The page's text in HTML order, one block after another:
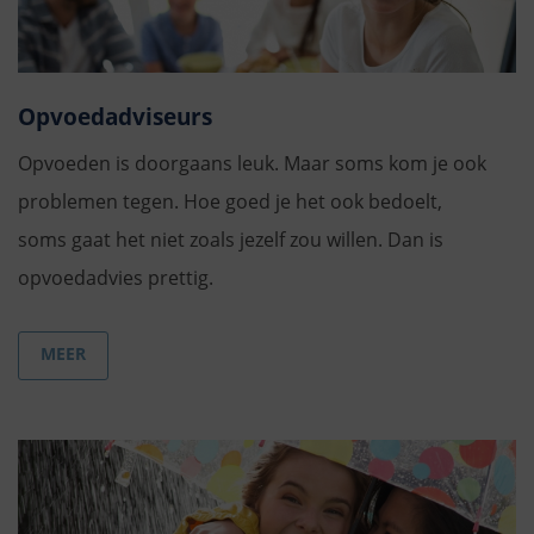
Opvoedadviseurs
Opvoeden is doorgaans leuk. Maar soms kom je ook
problemen tegen. Hoe goed je het ook bedoelt,
soms gaat het niet zoals jezelf zou willen. Dan is
opvoedadvies prettig.
MEER